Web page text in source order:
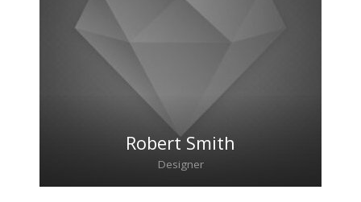
Lorem ipsum dolor sit amet, consectetur
adipiscing elit. Morbi sagittis, sem quis
lacinia faucibus, orci ipsum gravida tortor.
Robert Smith
Designer